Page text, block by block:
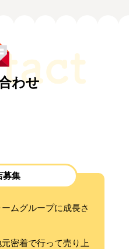
わせ
募集
ムグループに成長さ
密着で行って売り上